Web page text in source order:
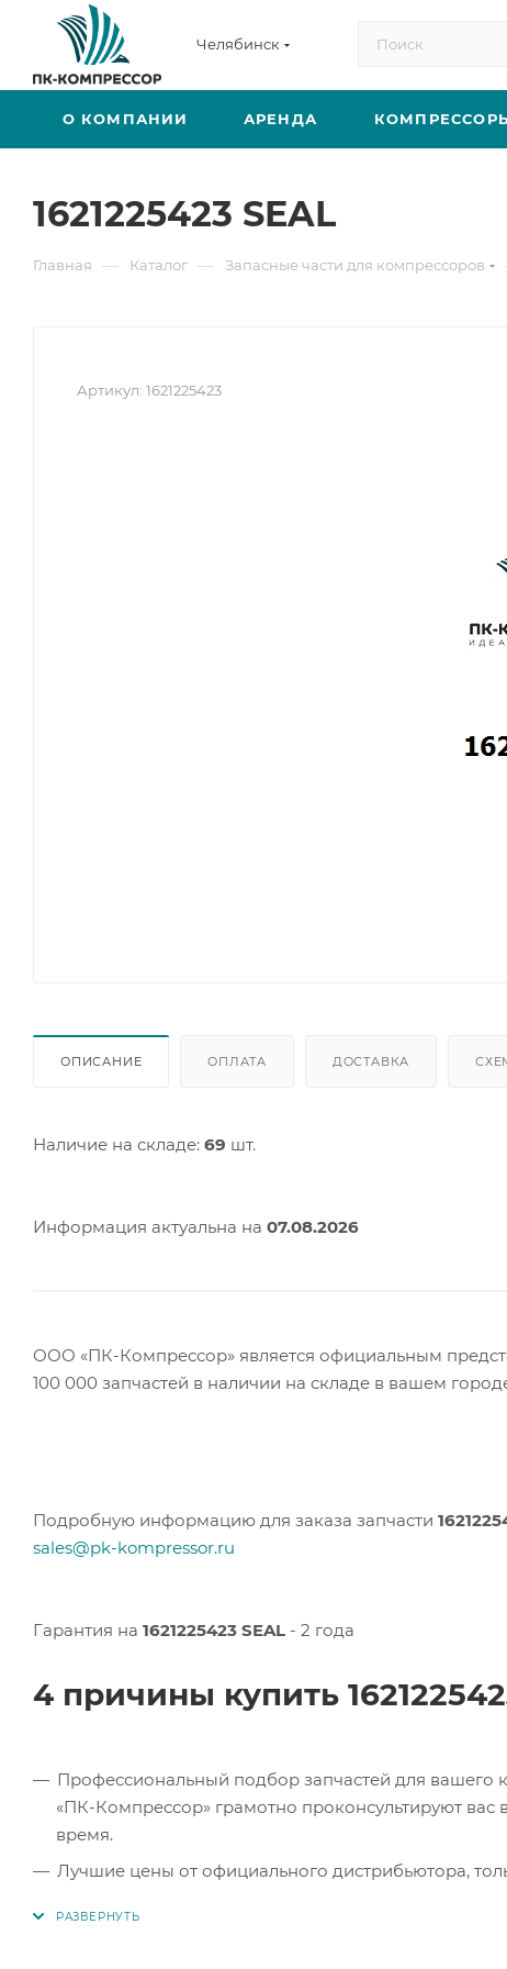
Челябинск
О КОМПАНИИ АРЕНДА
1621225423 SEAL
Главная — Каталог — Запасные части для компрессоров
Артикул: 1621225423
ОПИСАНИЕ ОПЛАТА ДОСТАВКА
Наличие на складе: 69 шт.
Информация актуальна на 07.08.2026
ООО «ПК-Компрессор» является официальным
100 000 запчастей в наличии на складе в вашем
Подробную информацию для заказа запчасти
sales@pk-kompressor.ru
Гарантия на 1621225423 SEAL - 2 года
4 причины купить
Профессиональный подбор запчастей для вашего
«ПК-Компрессор» грамотно проконсультируют вас
время.
Лучшие цены от официального дистрибьютора,